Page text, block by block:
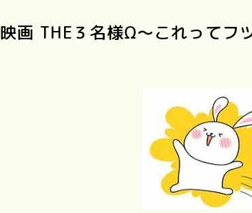
映画 THE３名様Ω〜これってフ